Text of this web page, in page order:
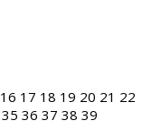
16 17 18 19 20 21 22
35 36 37 38 39